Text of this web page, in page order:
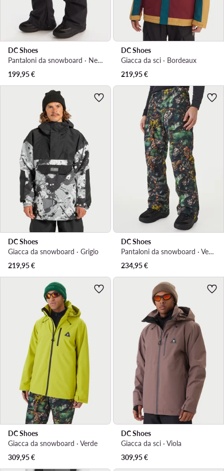
DC Shoes
Pantaloni da snowboard · Nero
199,95€
DC Shoes
Giacca da sci · Bordeaux
219,95€
DC Shoes
Giacca da snowboard · Grigio
219,95€
DC Shoes
Pantaloni da snowboard · Verde
234,95€
DC Shoes
Giacca da snowboard · Verde
309,95€
DC Shoes
Giacca da sci · Viola
309,95€